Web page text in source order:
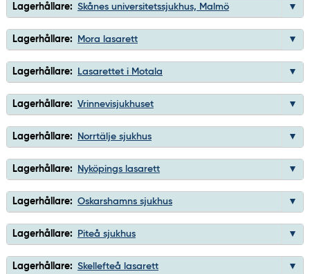
Lagerhållare: Skånes universitetssjukhus, Malmö
Lagerhållare: Mora lasarett
Lagerhållare: Lasarettet i Motala
Lagerhållare: Vrinnevisjukhuset
Lagerhållare: Norrtälje sjukhus
Lagerhållare: Nyköpings lasarett
Lagerhållare: Oskarshamns sjukhus
Lagerhållare: Piteå sjukhus
Lagerhållare: Skellefteå lasarett